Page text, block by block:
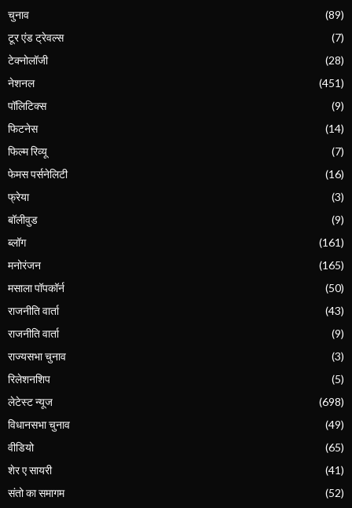
चुनाव
(89)
टूर एंड ट्रेवल्स
(7)
टेक्नोलॉजी
(28)
नेशनल
(451)
पॉलिटिक्स
(9)
फिटनेस
(14)
फिल्म रिव्यू
(7)
फेमस पर्सनेलिटी
(16)
फ्रेया
(3)
बॉलीवुड
(9)
ब्लॉग
(161)
मनोरंजन
(165)
मसाला पॉपकॉर्न
(50)
राजनीति वार्ता
(43)
राजनीति वार्ता
(9)
राज्यसभा चुनाव
(3)
रिलेशनशिप
(5)
लेटेस्ट न्यूज
(698)
विधानसभा चुनाव
(49)
वीडियो
(65)
शेर ए सायरी
(41)
संतो का समागम
(52)